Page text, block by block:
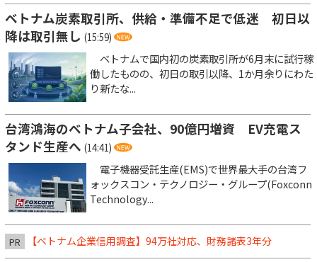
ベトナム炭素取引所、供給・準備不足で低迷 初日以
降は取引無し (15:59)
ベトナムで国内初の炭素取引所が6月末に試行稼
働したものの、初日の取引以降、1か月余りにわた
り新たな...
台湾鴻海のベトナム子会社、90億円増資 EV充電ス
タンド生産へ (14:41)
電子機器受託生産(EMS)で世界最大手の台湾フ
ォックスコン・テクノロジー・グループ(Foxconn
Technology...
PR 【ベトナム企業信用調査】94万社対応、財務諸表3年分